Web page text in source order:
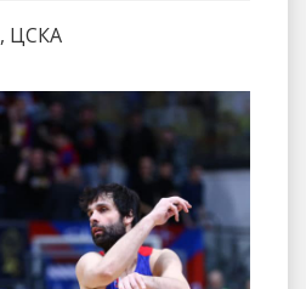
, ЦСКА